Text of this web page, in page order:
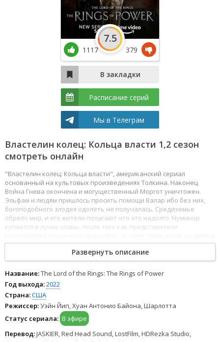
Властелин колец: Кольца власти 1,2 сезон
смотреть онлайн
"Властелин колец: Кольца власти", американский сериал
основанный на культовых произведениях Толкина. Наконец
Война Гнева окончена и могущественный Моргот уничтожен.
Эльфам и людям пришлось просить помощи Валар ибо без них,
богоподобного злодея одолеть не получалась. Средиземье
обрело мир, и его жители полагают что это надолго. Нуминор
купается в лучах славы, после того как представители
Галадриэль считает что война не окончена и зло вернется.
Саурон, ученик Моргота бесследно пропал. Смотреть Властелин
колец: Кольца власти все серии сериала подряд онлайн
бесплатно в хорошем качестве онлайн FullHD 1080p полностью на
русском языке и на любых устройствах LordFilm.
Развернуть описание
Название:The Lord of the Rings: The Rings of Power
Год выхода:2022
Страна:США
Режиссер:Уэйн Йип, Хуан Антонио Байона, Шарлотта
Статус сериала: В эфире
Перевод:JASKIER, Red Head Sound, LostFilm, HDRezka Studio,
1117
7.5
379
Расписание серий
Мы в Телеграм